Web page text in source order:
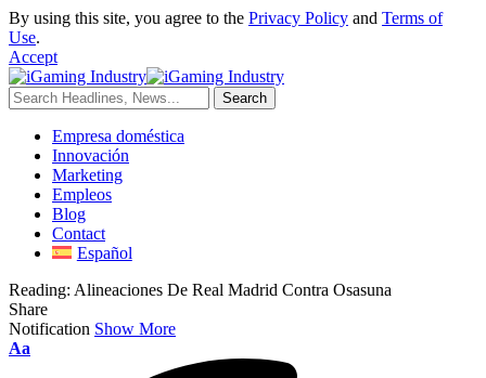
By using this site, you agree to the Privacy Policy and Terms of
Use.
Accept
Empresa doméstica
Innovación
Marketing
Empleos
Blog
Contact
Español
Reading: Alineaciones De Real Madrid Contra Osasuna
Share
Notification Show More
Aa